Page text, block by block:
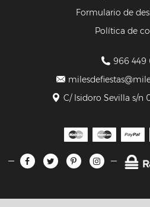
Formulario de
Política de
966 449
C/ Isidoro Sevilla s/n